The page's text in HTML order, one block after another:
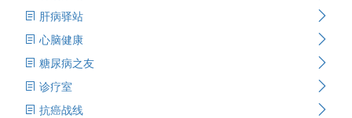
肝病驿站
心脑健康
糖尿病之友
诊疗室
抗癌战线